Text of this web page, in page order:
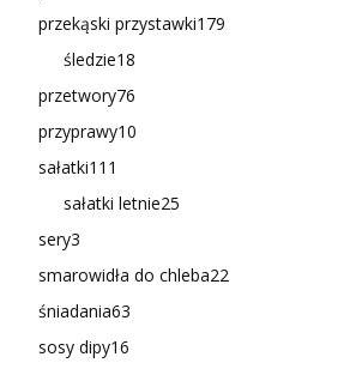
przekąski przystawki179
śledzie18
przetwory76
przyprawy10
sałatki111
sałatki letnie25
sery3
smarowidła do chleba22
śniadania63
sosy dipy16